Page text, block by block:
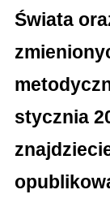
Świata
stycznia